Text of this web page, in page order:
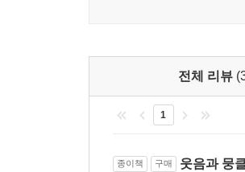
균열의 서사가 놓여 있다.
인종차별과 계급 갈등을 무
빈곤층을 때려잡는 내부 통
이기적인 이익 추구를 ‘자
대륙횡단철도 건설, 광산
전체 리뷰
1
종이책 구매 웃음과 뭉